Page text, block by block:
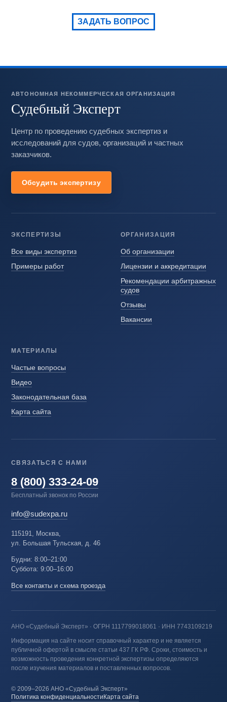
ЗАДАТЬ ВОПРОС
АВТОНОМНАЯ НЕКОММЕРЧЕСКАЯ ОРГАНИЗАЦИЯ
Судебный Эксперт
Центр по проведению судебных экспертиз и
исследований для судов, организаций и частных
заказчиков.
Обсудить экспертизу
ЭКСПЕРТИЗЫ
Все виды экспертиз
Примеры работ
ОРГАНИЗАЦИЯ
Об организации
Лицензии и аккредитации
Рекомендации арбитражных
судов
Отзывы
Вакансии
МАТЕРИАЛЫ
Частые вопросы
Видео
Законодательная база
Карта сайта
СВЯЗАТЬСЯ С НАМИ
8 (800) 333-24-09
Бесплатный звонок по России
info@sudexpa.ru
115191, Москва,
ул. Большая Тульская, д. 46
Будни: 8:00–21:00
Суббота: 9:00–16:00
Все контакты и схема проезда
АНО «Судебный Эксперт» · ОГРН 1117799018061 · ИНН 7743109219
Информация на сайте носит справочный характер и не является
публичной офертой в смысле статьи 437 ГК РФ. Сроки, стоимость и
возможность проведения конкретной экспертизы определяются
после изучения материалов и поставленных вопросов.
© 2009–2026 АНО «Судебный Эксперт»
Политика конфиденциальностиКарта сайта